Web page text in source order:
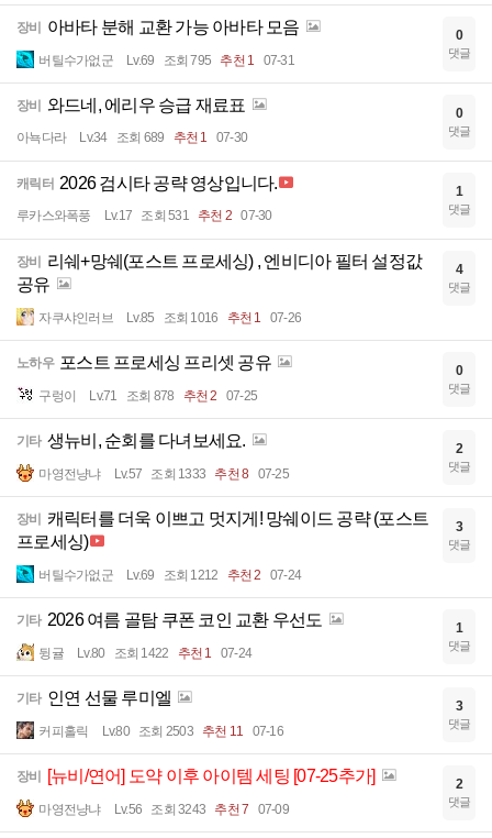
장비 아바타 분해 교환 가능 아바타 모음
버틸수가없군 Lv.69 조회 795 추천 1 07-31
0
댓글
장비 와드네, 에리우 승급 재료표
아뇩다라 Lv.34 조회 689 추천 1 07-30
0
댓글
캐릭터 2026 검시타 공략 영상입니다.
루카스와폭풍 Lv.17 조회 531 추천 2 07-30
1
댓글
장비
리쉐+망쉐(포스트 프로세싱) , 엔비디아 필터 설정값
공유
자쿠샤인러브 Lv.85 조회 1016 추천 1 07-26
4
댓글
노하우 포스트 프로세싱 프리셋 공유
구렁이 Lv.71 조회 878 추천 2 07-25
0
댓글
기타 생뉴비, 순회를 다녀보세요.
마영전냥냐 Lv.57 조회 1333 추천 8 07-25
2
댓글
장비
캐릭터를 더욱 이쁘고 멋지게! 망쉐이드 공략 (포스트
프로세싱)
버틸수가없군 Lv.69 조회 1212 추천 2 07-24
3
댓글
기타 2026 여름 골탐 쿠폰 코인 교환 우선도
뒹귤 Lv.80 조회 1422 추천 1 07-24
1
댓글
기타 인연 선물 루미엘
커피홀릭 Lv.80 조회 2503 추천 11 07-16
3
댓글
장비 [뉴비/연어] 도약 이후 아이템 세팅 [07-25추가]
마영전냥냐 Lv.56 조회 3243 추천 7 07-09
2
댓글